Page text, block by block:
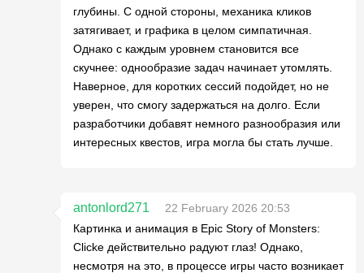
глубины. С одной стороны, механика кликов
затягивает, и графика в целом симпатичная.
Однако с каждым уровнем становится все
скучнее: однообразие задач начинает утомлять.
Наверное, для коротких сессий подойдет, но не
уверен, что смогу задержаться на долго. Если
разработчики добавят немного разнообразия или
интересных квестов, игра могла бы стать лучше.
antonlord271
22 February 2026 20:53
Картинка и анимация в Epic Story of Monsters:
Clicke действительно радуют глаз! Однако,
несмотря на это, в процессе игры часто возникает